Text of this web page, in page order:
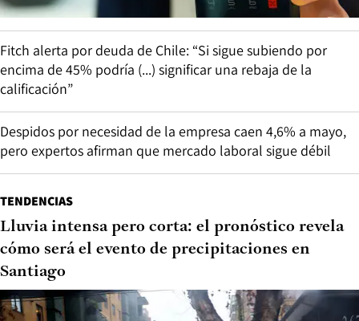
Fitch alerta por deuda de Chile: “Si sigue subiendo por
encima de 45% podría (...) significar una rebaja de la
calificación”
Despidos por necesidad de la empresa caen 4,6% a mayo,
pero expertos afirman que mercado laboral sigue débil
TENDENCIAS
Lluvia intensa pero corta: el pronóstico revela
cómo será el evento de precipitaciones en
Santiago